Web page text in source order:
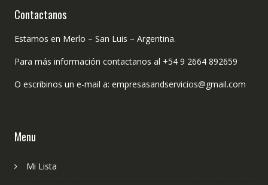
Contactanos
Estamos en Merlo – San Luis – Argentina.
Para más información contactanos al +54 9 2664 892659
O escribinos un e-mail a: empresasandservicios@gmail.com
Menu
Mi Lista